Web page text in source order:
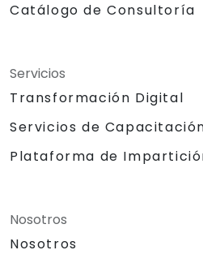
Catálogo de Consultoría
Servicios
Transformación Digital
Servicios de
Plataforma de
Nosotros
Nosotros